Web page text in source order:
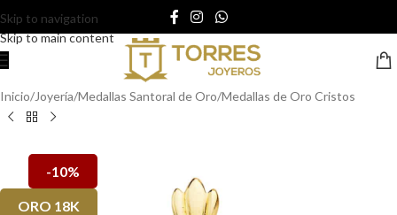
Skip to navigation
Skip to main content
Inicio/Joyería/Medallas Santoral de Oro/Medallas de Oro Cristos
-10%
ORO 18K